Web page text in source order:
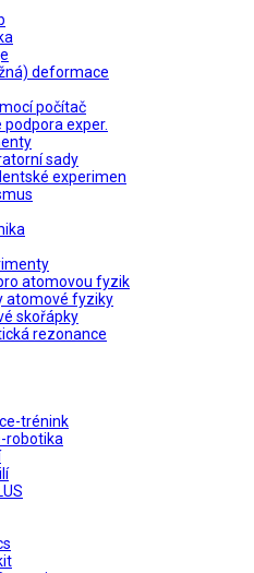
deformace
počítač
podpora exper.
sady
experimen
atomovou fyzik
atomové fyziky
skořápky
rezonance
trénink
robotika